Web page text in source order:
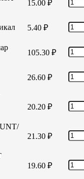
15.00 ₽
5.40 ₽
105.30 ₽
26.60 ₽
20.20 ₽
21.30 ₽
19.60 ₽